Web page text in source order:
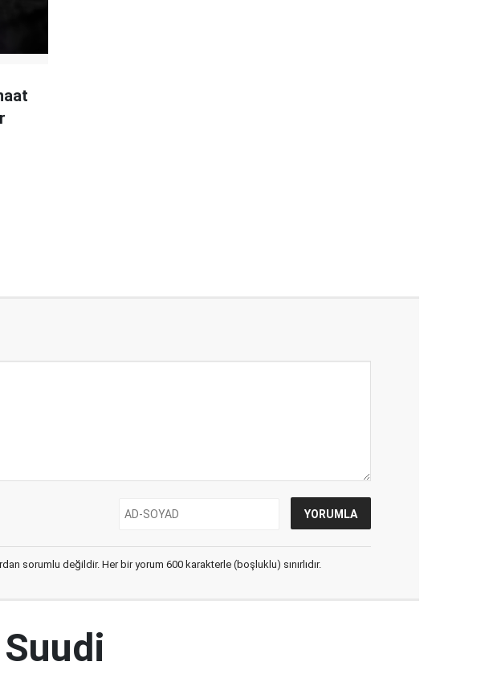
sorumlu değildir. Her bir yorum 600 karakterle (boşluklu) sınırlıdır.